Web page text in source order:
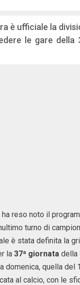
è ufficiale la
le gare della
ha reso noto il
turno di
è stata definita la
la 37ª giornata della
domenica, quella del
al calcio, con le